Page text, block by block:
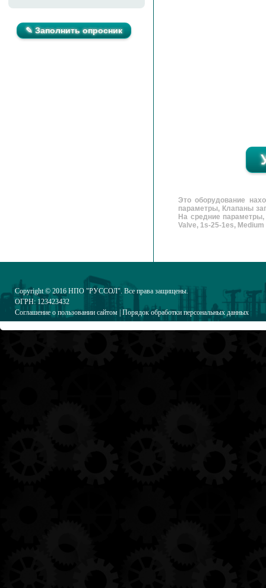
✎ Заполнить опросник
Это оборудование
параметры, Клапаны
На средние
Valve, 1s-25-1es,
Copyright © 2016 НПО "РУССОЛ". Все права защищены.
ОГРН: 123423432
Соглашение о пользовании сайтом Порядок обработки персональных данных